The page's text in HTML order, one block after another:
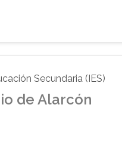
Secundaria (IES)
de Alarcón